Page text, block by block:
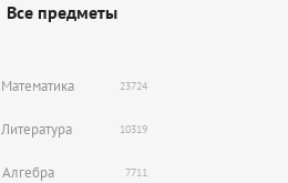
Все предметы
Математика 23724
Литература 10319
Алгебра 7711